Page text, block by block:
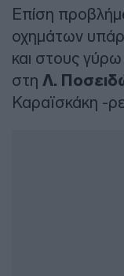
Επίση
οχημάτων
και στους
στη Λ.
Καραϊσκάκη -